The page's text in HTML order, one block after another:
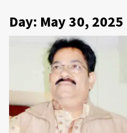
Day: May 30, 2025